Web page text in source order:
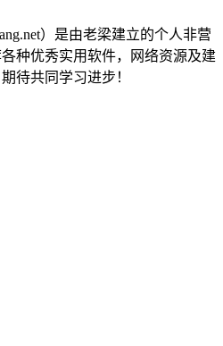
）是由老梁建立的个人非营
种优秀实用软件，网络资源及建
待共同学习进步！